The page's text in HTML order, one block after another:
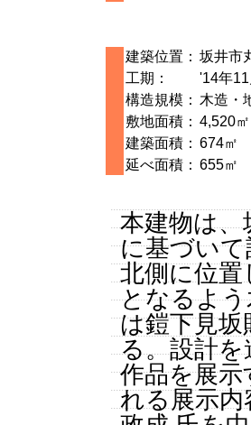
建築位置： 坂井市
工期：
'14年
構造規模： 木造・
敷地面積： 4,520㎡
建築面積： 674㎡
延べ面積： 655㎡
本建物は、
に基づい
北側に位置
となるよう
は鎧下見坂
る。設計
作品を展
れる展示内